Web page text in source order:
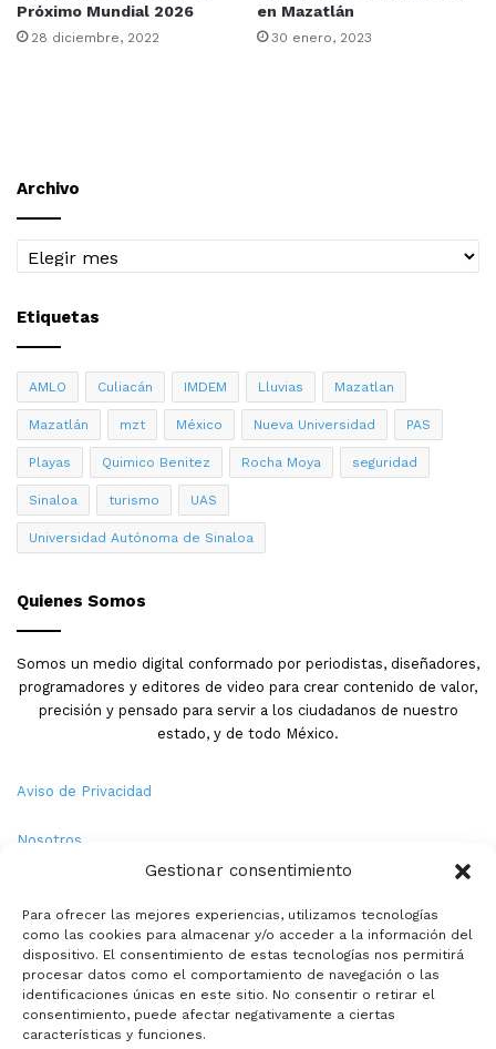
Gestionar consentimiento
Para ofrecer las mejores experiencias, utilizamos tecnologías
como las cookies para almacenar y/o acceder a la información del
dispositivo. El consentimiento de estas tecnologías nos permitirá
procesar datos como el comportamiento de navegación o las
identificaciones únicas en este sitio. No consentir o retirar el
consentimiento, puede afectar negativamente a ciertas
características y funciones.
Próximo Mundial 2026
28 diciembre, 2022
en Mazatlán
30 enero, 2023
Archivo
Archivo
Etiquetas
AMLO Culiacán IMDEM Lluvias Mazatlan
Mazatlán mzt México Nueva Universidad PAS
Playas Quimico Benitez Rocha Moya seguridad
Sinaloa turismo UAS
Universidad Autónoma de Sinaloa
Quienes Somos
Somos un medio digital conformado por periodistas, diseñadores,
programadores y editores de video para crear contenido de valor,
precisión y pensado para servir a los ciudadanos de nuestro
estado, y de todo México.
Aviso de Privacidad
Nosotros
Política de Cookies
Contacto